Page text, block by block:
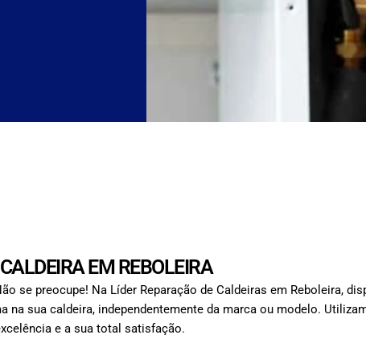
EM REBOLEIRA
se preocupe! Na Líder Reparação de Caldeiras em Reboleira,
na sua caldeira, independentemente da marca ou modelo.
e a sua total satisfação.